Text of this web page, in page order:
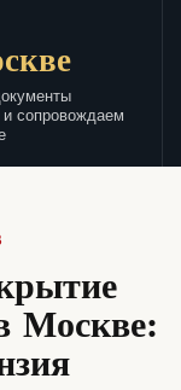
сопровождаем
Москве: